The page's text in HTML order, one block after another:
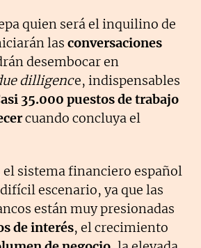
quien será el inquilino de
las conversaciones
desembocar en
dilligence, indispensables
35.000 puestos de trabajo
cuando concluya el
el sistema financiero español
escenario, ya que las
están muy presionadas
de interés, el crecimiento